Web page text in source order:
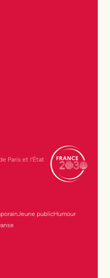
Paris et l’État
Jeune publicHumour